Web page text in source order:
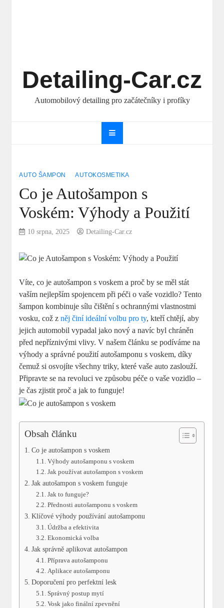
Detailing-Car.cz
Automobilový detailing pro začátečníky i profíky
AUTO ŠAMPON AUTOKOSMETIKA
Co je Autošampon s
Voském: Výhody a Použití
10 srpna, 2025 Detailing-Car.cz
Víte, co je autošampon s voskem a proč by se měl stát
vaším nejlepším spojencem při péči o vaše vozidlo? Tento
šampon kombinuje sílu čištění s ochrannými vlastnostmi
vosku, což zněj činí ideální volbu pro ty, kteří chtějí, aby
jejich automobil vypadal jako nový a navíc byl chráněn
před nepříznivými vlivy. V našem článku se podíváme na
výhody a správné použití autošamponu s voskem, díky
čemuž si osvojíte všechny triky, které vaše auto zaslouží.
Připravte se na revoluci ve způsobu péče o vaše vozidlo –
je čas zjistit proč a jak to funguje!
Obsah článku
Co je autošampon s voskem
Výhody autošamponu s voskem
Jak používat autošampon s voskem
Jak autošampon s voskem funguje
Jak to funguje?
Přednosti autošamponu s voskem
Klíčové výhody používání autošamponu
Údržba a efektivita
Ekonomická volba
Jak správně aplikovat autošampon
Příprava autošamponu
Aplikace autošamponu
Doporučení pro perfektní lesk
Správný postup mytí
Vosk jako finální zpevnění